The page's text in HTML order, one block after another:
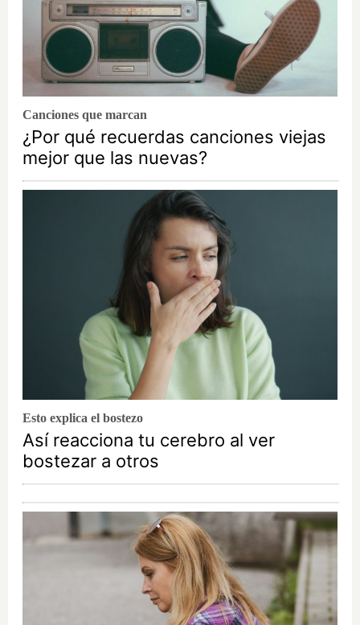
Canciones que marcan
¿Por qué recuerdas canciones viejas
mejor que las nuevas?
Esto explica el bostezo
Así reacciona tu cerebro al ver
bostezar a otros